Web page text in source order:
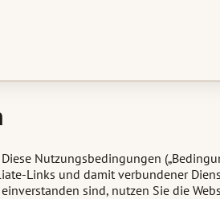
Nutzungsbedingungen
Links und damit verbundener
sind, nutzen Sie die